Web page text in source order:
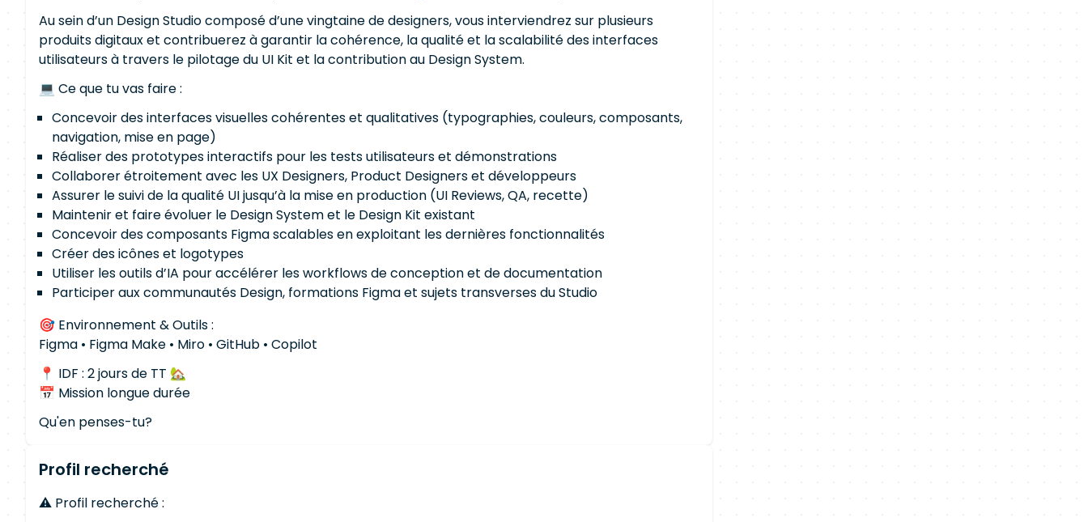
Au sein d’un Design Studio composé d’une vingtaine de designers, vous interviendrez sur plusieurs
produits digitaux et contribuerez à garantir la cohérence, la qualité et la scalabilité des interfaces
utilisateurs à travers le pilotage du UI Kit et la contribution au Design System.
💻 Ce que tu vas faire :
Concevoir des interfaces visuelles cohérentes et qualitatives (typographies, couleurs, composants,
navigation, mise en page)
Réaliser des prototypes interactifs pour les tests utilisateurs et démonstrations
Collaborer étroitement avec les UX Designers, Product Designers et développeurs
Assurer le suivi de la qualité UI jusqu’à la mise en production (UI Reviews, QA, recette)
Maintenir et faire évoluer le Design System et le Design Kit existant
Concevoir des composants Figma scalables en exploitant les dernières fonctionnalités
Créer des icônes et logotypes
Utiliser les outils d’IA pour accélérer les workflows de conception et de documentation
Participer aux communautés Design, formations Figma et sujets transverses du Studio
🎯 Environnement & Outils :
Figma • Figma Make • Miro • GitHub • Copilot
📍 IDF : 2 jours de TT 🏡
📅 Mission longue durée
Qu'en penses-tu?
Profil recherché
⚠️ Profil recherché :